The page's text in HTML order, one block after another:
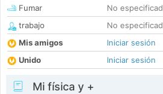
Fumar
No
trabajo
No
Mis amigos
Iniciar sesión
Unido
Iniciar sesión
Mi física y +